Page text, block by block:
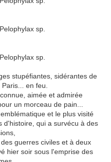
stupéfiantes, sidérantes de
en feu.
aimée et admirée
un morceau de pain...
et le plus visité
d'histoire, qui a survécu à des
guerres civiles et à deux
hier soir sous l'emprise des